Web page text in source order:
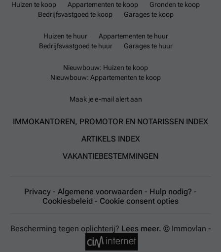
Huizen te koop Appartementen te koop
Gronden te koop
Bedrijfsvastgoed te koop
Garages te koop
Huizen te huur
Appartementen te huur
Bedrijfsvastgoed te huur
Garages te huur
Nieuwbouw: Huizen te koop
Nieuwbouw: Appartementen te koop
Maak je e-mail alert aan
IMMOKANTOREN, PROMOTOR EN NOTARISSEN INDEX
ARTIKELS INDEX
VAKANTIEBESTEMMINGEN
Privacy - Algemene voorwaarden - Hulp nodig? -
Cookiesbeleid - Cookie consent opties
Bescherming tegen oplichterij? Lees meer. © Immovlan -